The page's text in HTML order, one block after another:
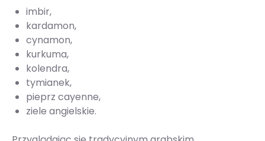
imbir,
kardamon,
cynamon,
kurkuma,
kolendra,
tymianek,
pieprz cayenne,
ziele angielskie.